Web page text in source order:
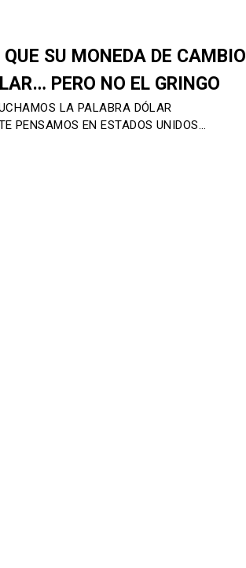
SU MONEDA DE CAMBIO
PERO NO EL GRINGO
LA PALABRA DÓLAR
PENSAMOS EN ESTADOS UNIDOS…